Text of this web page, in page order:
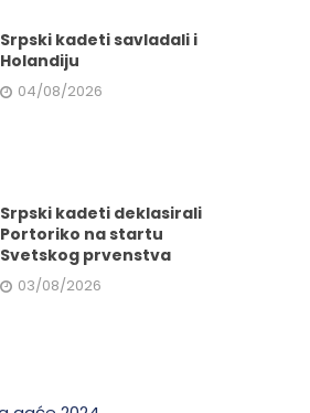
Srpski kadeti savladali i
Holandiju
04/08/2026
Srpski kadeti deklasirali
Portoriko na startu
Svetskog prvenstva
03/08/2026